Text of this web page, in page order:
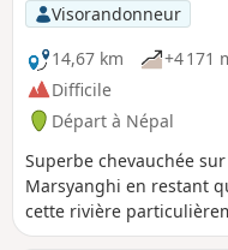
Visorandonneur
14,67 km
+4 171
Difficile
Départ à Népal
Superbe chevauchée
Marsyanghi en restant
cette rivière